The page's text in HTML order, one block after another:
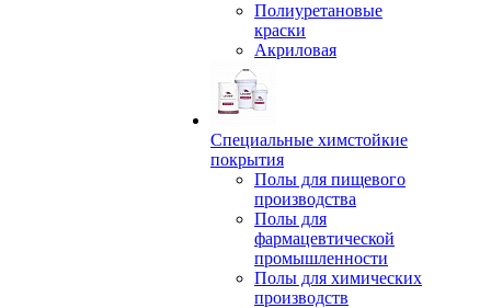
Полиуретановые
краски
Акриловая
Специальные химстойкие
покрытия
Полы для пищевого
производства
Полы для
фармацевтической
промышленности
Полы для химических
производств